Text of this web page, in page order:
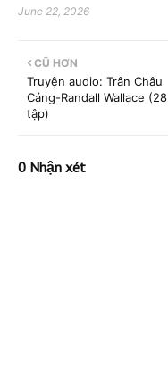
June 22, 2026
CŨ HƠN
Truyện audio: Trân Châu
Cảng-Randall Wallace (28
tập)
0 Nhận xét